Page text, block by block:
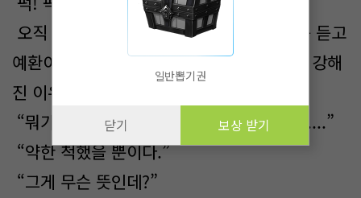
오직 살을 치는 소리만 들려왔고, 이 소리를 듣고
예환이 천류에게 다가가 갑자기 수호자들이 강해
진 이유에 대해서 자세하게 물었다.
“뭐가 어떻게 된 거야? 너 수호자들은 전부....”
“약한 척했을 뿐이다.”
“그게 무슨 뜻인데?”
일반뽑기권
닫기 보상 받기